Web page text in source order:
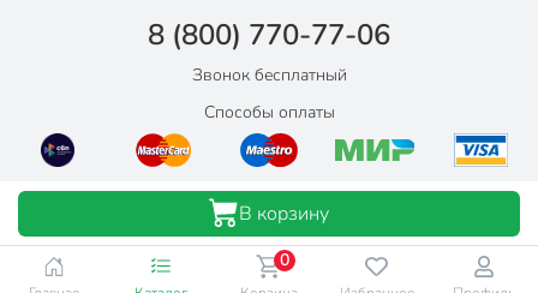
8 (800) 770-77-06
Звонок бесплатный
Способы оплаты
0
В корзину